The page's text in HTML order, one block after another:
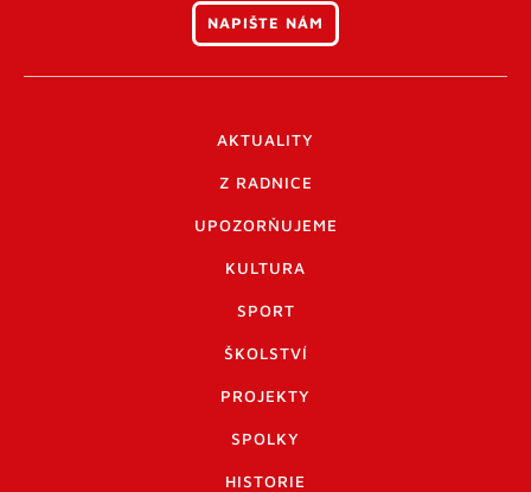
NAPIŠTE NÁM
AKTUALITY
Z RADNICE
UPOZORŇUJEME
KULTURA
SPORT
ŠKOLSTVÍ
PROJEKTY
SPOLKY
HISTORIE